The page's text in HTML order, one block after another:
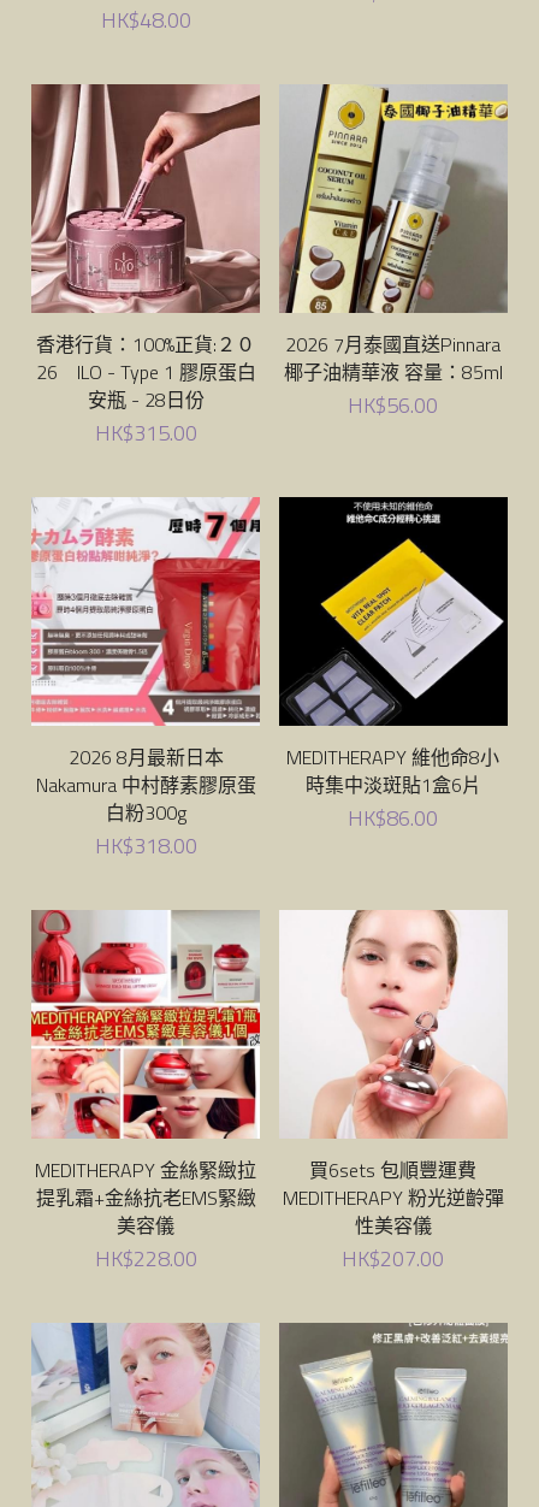
HK$48.00
香港行貨：100%正貨:２０
26 ILO - Type 1 膠原蛋白
安瓶 - 28日份
HK$315.00
2026 7月泰國直送Pinnara
椰子油精華液 容量：85ml
HK$56.00
2026 8月最新日本
Nakamura 中村酵素膠原蛋
白粉300g
HK$318.00
MEDITHERAPY 維他命8小
時集中淡斑貼1盒6片
HK$86.00
MEDITHERAPY 金絲緊緻拉
提乳霜+金絲抗老EMS緊緻
美容儀
HK$228.00
買6sets 包順豐運費
MEDITHERAPY 粉光逆齡彈
性美容儀
HK$207.00